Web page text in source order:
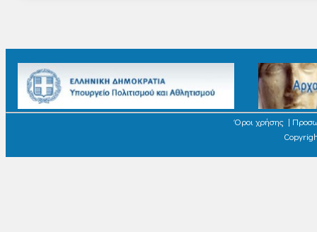
Όροι χρήσης|